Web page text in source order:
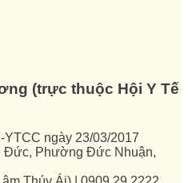
(trực thuộc Hội Y Tế
ngày 23/03/2017
Đức, Phường Đức Nhuận,